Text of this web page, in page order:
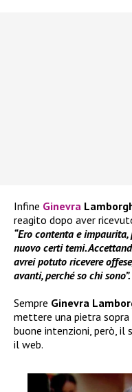
Infine Ginevra
reagito dopo aver
“Ero contenta e
nuovo certi temi.
avrei potuto ricevere
avanti, perché so chi sono”.
Sempre Ginevra
mettere una pietra
buone intenzioni, però, il
il web.